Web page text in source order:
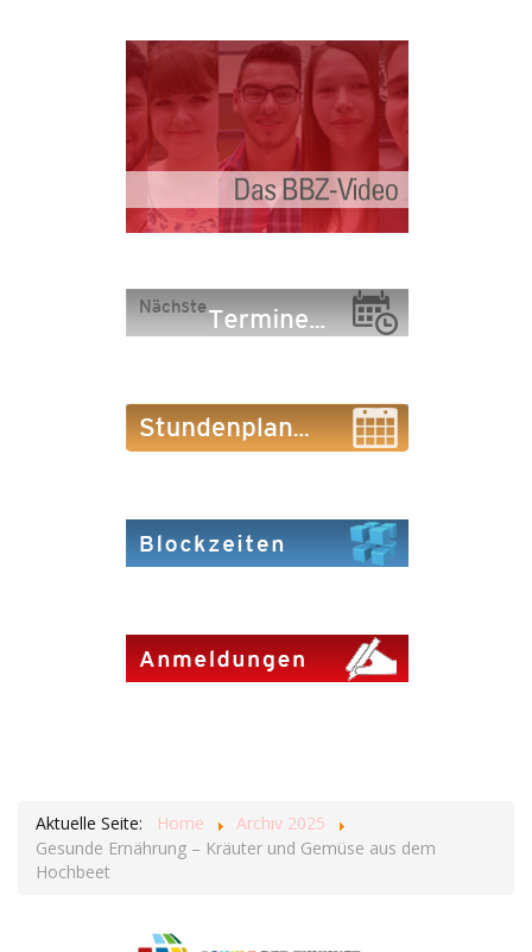
Aktuelle Seite: Home
Archiv 2025
Gesunde Ernährung – Kräuter und Gemüse aus dem
Hochbeet